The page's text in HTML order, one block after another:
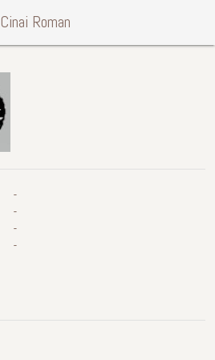
Cinai Roman
-
-
-
-